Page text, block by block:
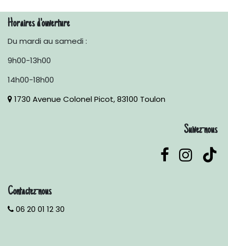
Horaires d'ouverture
Du mardi au samedi :
9h00-13h00
14h00-18h00
1730 Avenue Colonel Picot, 83100 Toulon
Suivez-nous
Contactez-nous
06 20 01 12 30